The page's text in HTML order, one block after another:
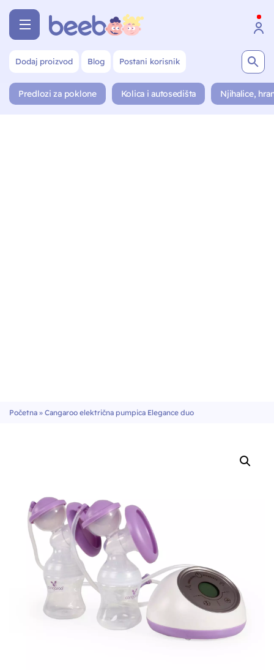
Dodaj proizvod Blog Postani korisnik
Predlozi za poklone Kolica i autosedišta Njihalice,
Početna » Cangaroo električna pumpica Elegance duo